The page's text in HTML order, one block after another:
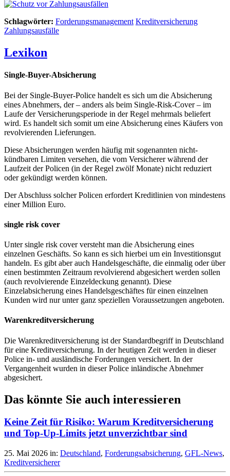
Schlagwörter: Forderungsmanagement Kreditversicherung
Zahlungsausfälle
Lexikon
Single-Buyer-Absicherung
Bei der Single-Buyer-Police handelt es sich um die Absicherung
eines Abnehmers, der – anders als beim Single-Risk-Cover – im
Laufe der Versicherungsperiode in der Regel mehrmals beliefert
wird. Es handelt sich somit um eine Absicherung eines Käufers von
revolvierenden Lieferungen.
Diese Absicherungen werden häufig mit sogenannten nicht-
kündbaren Limiten versehen, die vom Versicherer während der
Laufzeit der Policen (in der Regel zwölf Monate) nicht reduziert
oder gekündigt werden können.
Der Abschluss solcher Policen erfordert Kreditlinien von mindestens
einer Million Euro.
single risk cover
Unter single risk cover versteht man die Absicherung eines
einzelnen Geschäfts. So kann es sich hierbei um ein Investitionsgut
handeln. Es gibt aber auch Handelsgeschäfte, die einmalig oder über
einen bestimmten Zeitraum revolvierend abgesichert werden sollen
(auch revolvierende Einzeldeckung genannt). Diese
Einzelabsicherung eines Handelsgeschäftes für einen einzelnen
Kunden wird nur unter ganz speziellen Voraussetzungen angeboten.
Warenkreditversicherung
Die Warenkreditversicherung ist der Standardbegriff in Deutschland
für eine Kreditversicherung. In der heutigen Zeit werden in dieser
Police in- und ausländische Forderungen versichert. In der
Vergangenheit wurden in dieser Police inländische Abnehmer
abgesichert.
Das könnte Sie auch interessieren
Keine Zeit für Risiko: Warum Kreditversicherung
und Top-Up-Limits jetzt unverzichtbar sind
25. Mai 2026 in: Deutschland, Forderungsabsicherung, GFL-News,
Kreditversicherer